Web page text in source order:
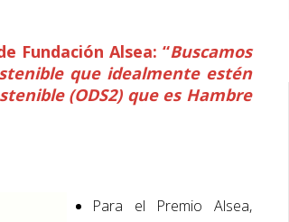
Fundación Alsea: “Buscamos
que idealmente estén
(ODS2) que es Hambre
Para el Premio Alsea,